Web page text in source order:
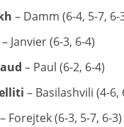
– Damm (6-4, 5-7, 6-
Janvier (6-3, 6-4)
– Paul (6-2, 6-4)
– Basilashvili (4-6,
– Forejtek (6-3, 5-7, 6-3)